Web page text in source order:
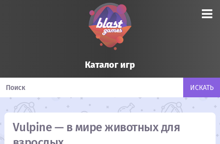
Каталог игр
Vulpine — в мире животных для